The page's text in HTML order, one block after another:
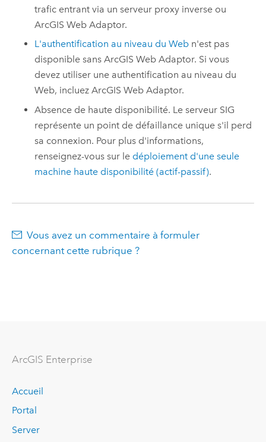
trafic entrant via un serveur proxy inverse ou
ArcGIS Web Adaptor.
L'authentification au niveau du Web n'est pas
disponible sansArcGIS Web Adaptor. Si vous
devez utiliser une authentification au niveau du
Web, incluezArcGIS Web Adaptor.
Absence de haute disponibilité. Le serveur SIG
représente un point de défaillance unique s'il perd
sa connexion. Pour plus d'informations,
renseignez-vous sur le déploiement d'une seule
machine haute disponibilité (actif-passif).
Vous avez un commentaire à formuler
concernant cette rubrique ?
ArcGIS Enterprise
Accueil
Portal
Server